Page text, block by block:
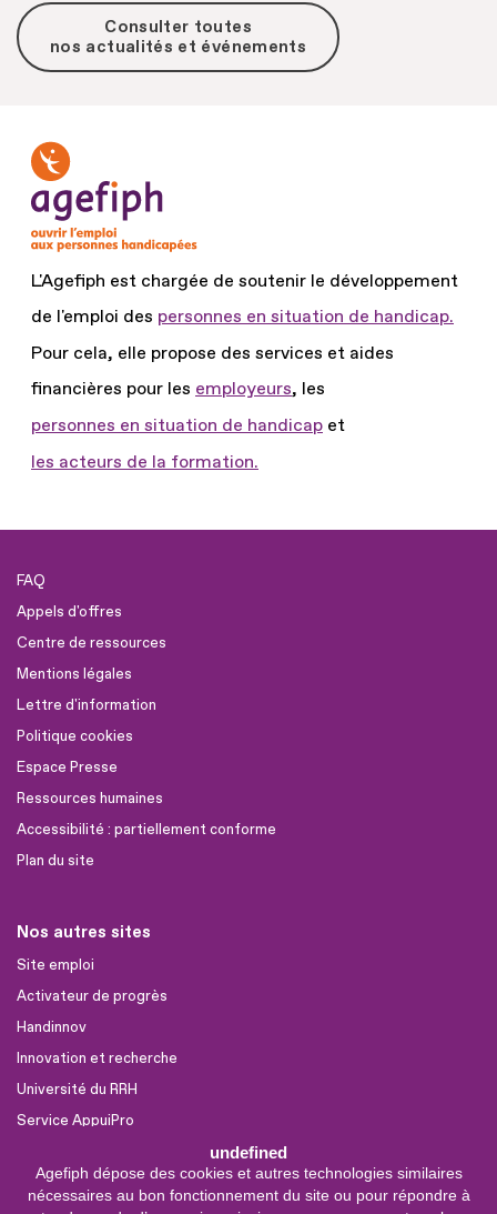
undefined
Agefiph dépose des cookies et autres technologies similaires
nécessaires au bon fonctionnement du site ou pour répondre à
Consulter toutes
nos actualités et événements
L'Agefiph est chargée de soutenir le développement
de l'emploi des personnes en situation de handicap.
Pour cela, elle propose des services et aides
financières pour les employeurs, les
personnes en situation de handicap et
les acteurs de la formation.
FAQ
Appels d'offres
Centre de ressources
Mentions légales
Lettre d'information
Politique cookies
Espace Presse
Ressources humaines
Accessibilité : partiellement conforme
Plan du site
Nos autres sites
Site emploi
Activateur de progrès
Handinnov
Innovation et recherche
Université du RRH
Service AppuiPro
Nous suivre